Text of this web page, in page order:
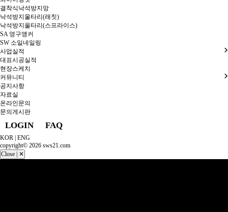
결착식낙석방지망
낙석방지울타리(래칫)
낙석방지울타리(스프라이스)
SA 영구앵커
SW 소일네일링
사업실적
대표시공실적
현장스케치
커뮤니티
공지사항
자료실
온라인문의
문의게시판
LOGIN FAQ
KOR ENG
copyright© 2026 sws21.com
Close | ✕